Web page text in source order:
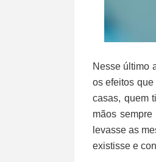
Nesse último
os efeitos
casas, quem
mãos
levasse as
existisse e